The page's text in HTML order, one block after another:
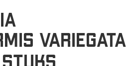
VARIEGATA